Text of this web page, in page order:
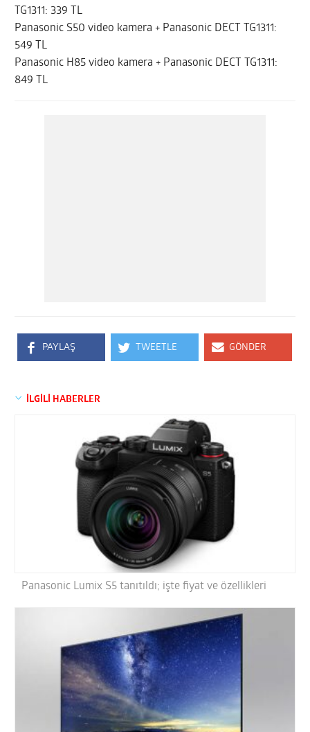
TG1311: 339 TL
Panasonic S50 video kamera + Panasonic DECT TG1311:
549 TL
Panasonic H85 video kamera + Panasonic DECT TG1311:
849 TL
PAYLAŞ TWEETLE GÖNDER
İLGİLİ HABERLER
Panasonic Lumix S5 tanıtıldı; işte fiyat ve özellikleri